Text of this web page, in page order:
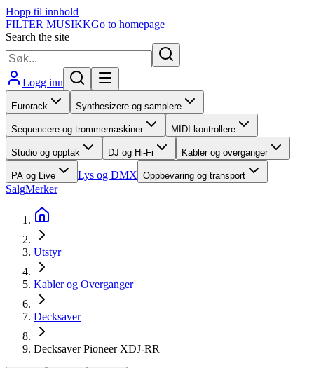
Hopp til innhold
FILTER MUSIKKGo to homepage
Search the site
Logg inn
Eurorack Synthesizere og samplere
Sequencere og trommemaskiner MIDI-kontrollere
Studio og opptak DJ og Hi-Fi Kabler og overganger
PA og Live Lys og DMX Oppbevaring og transport
SalgMerker
Utstyr
Kabler og Overganger
Decksaver
Decksaver Pioneer XDJ-RR